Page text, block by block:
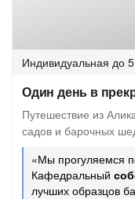
Индивидуальная до
Один день в
Путешествие из
садов и барочных
«Мы прогуляемся
Кафедральный
лучших образцов